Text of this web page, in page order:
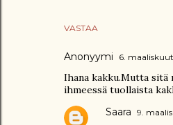
VASTAA
Anonyymi 6.
Ihana kakku.Mutta
ihmeessä tuollaista
Saara 9.